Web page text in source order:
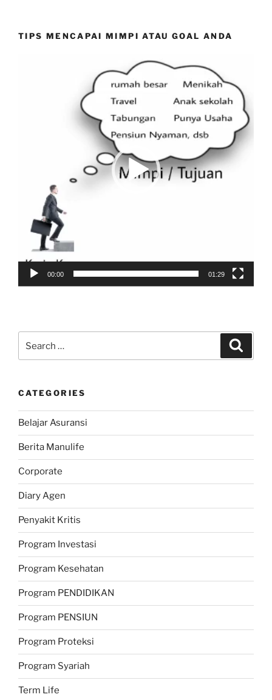
TIPS MENCAPAI MIMPI ATAU GOAL ANDA
00:00 01:29
CATEGORIES
Belajar Asuransi
Berita Manulife
Corporate
Diary Agen
Penyakit Kritis
Program Investasi
Program Kesehatan
Program PENDIDIKAN
Program PENSIUN
Program Proteksi
Program Syariah
Term Life